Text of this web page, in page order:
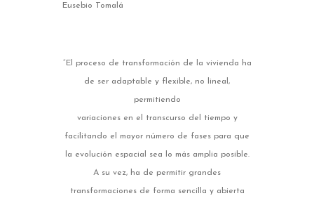
Eusebio Tomalá
“El proceso de transformación de la vivienda ha
de ser adaptable y flexible, no lineal,
permitiendo
variaciones en el transcurso del tiempo y
facilitando el mayor número de fases para que
la evolución espacial sea lo más amplia posible.
A su vez, ha de permitir grandes
transformaciones de forma sencilla y abierta